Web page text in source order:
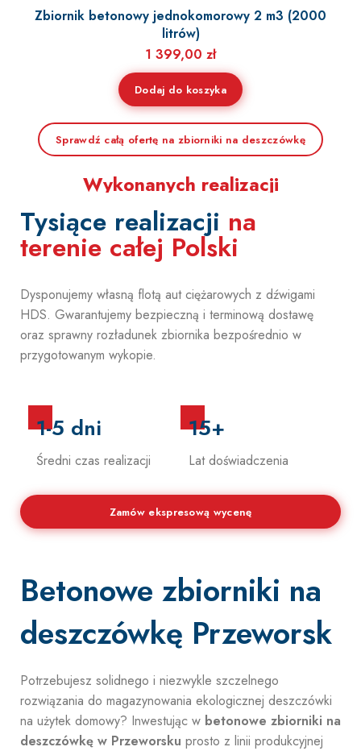
Zbiornik betonowy jednokomorowy 2 m3 (2000
litrów)
1 399,00 zł
Dodaj do koszyka
Sprawdź całą ofertę na zbiorniki na deszczówkę
1000+
Wykonanych realizacji
Dołącz do setek zadowolonych klientów
z całej Polski.
Zobacz ofertę
Tysiące realizacji na
terenie całej Polski
Dysponujemy własną flotą aut ciężarowych z dźwigami
HDS. Gwarantujemy bezpieczną i terminową dostawę
oraz sprawny rozładunek zbiornika bezpośrednio w
przygotowanym wykopie.
1-5 dni
Średni czas realizacji
15+
Lat doświadczenia
Zamów ekspresową wycenę
Betonowe zbiorniki na
deszczówkę Przeworsk
Potrzebujesz solidnego i niezwykle szczelnego
rozwiązania do magazynowania ekologicznej deszczówki
na użytek domowy? Inwestując w betonowe zbiorniki na
deszczówkę w Przeworsku prosto z linii produkcyjnej